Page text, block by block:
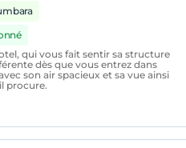
qui vous fait sentir sa structure
dès que vous entrez dans
son air spacieux et sa vue ainsi
procure.